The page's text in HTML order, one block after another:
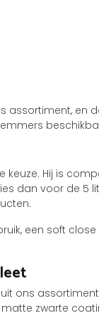
en
Hij is
dan voor de 5
een soft
ons
zwarte